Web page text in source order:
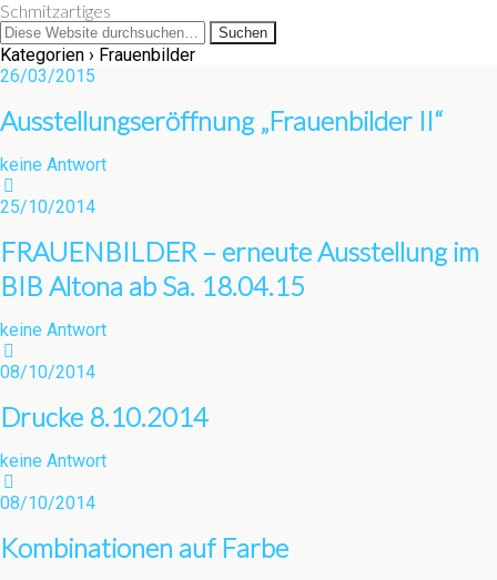
Schmitzartiges
Kategorien › Frauenbilder
26/03/2015
Ausstellungseröffnung „Frauenbilder II“
keine Antwort
25/10/2014
FRAUENBILDER – erneute Ausstellung im
BIB Altona ab Sa. 18.04.15
keine Antwort
08/10/2014
Drucke 8.10.2014
keine Antwort
08/10/2014
Kombinationen auf Farbe